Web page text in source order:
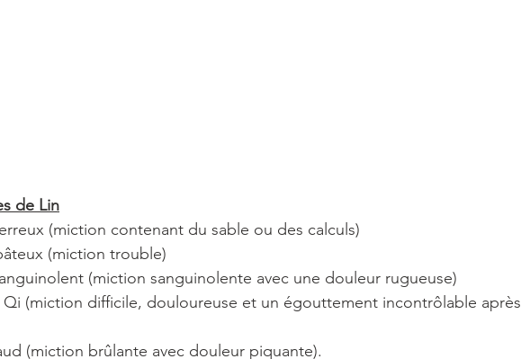
de Lin
(miction contenant du sable ou des calculs)
(miction trouble)
(miction sanguinolente avec une douleur rugueuse)
(miction difficile, douloureuse et un égouttement incontrôlable après
(miction brûlante avec douleur piquante).